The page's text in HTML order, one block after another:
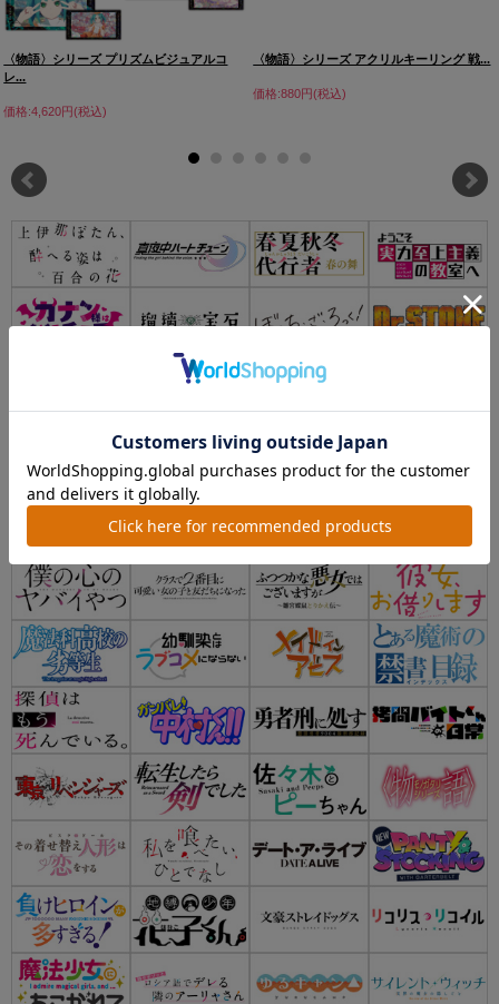
〈物語〉シリーズ プリズムビジュアルコ
レ...
価格:4,620円(税込)
〈物語〉シリーズ アクリルキーリング 戦...
価格:880円(税込)